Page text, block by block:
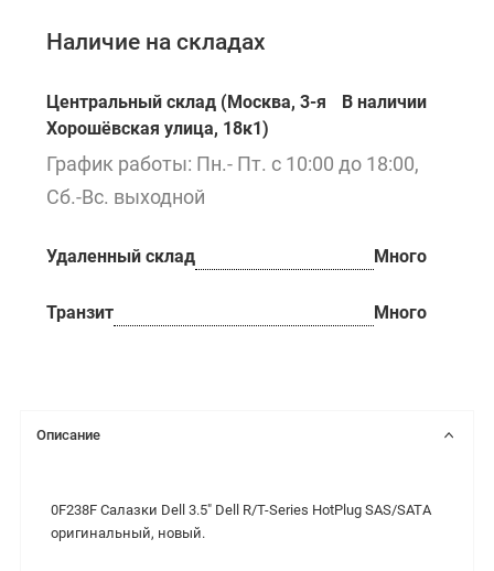
Наличие на складах
Центральный склад (Москва, 3-я
Хорошёвская улица, 18к1)
В наличии
График работы: Пн.- Пт. с 10:00 до 18:00,
Сб.-Вс. выходной
Удаленный склад Много
Транзит Много
Описание
0F238F Салазки Dell 3.5" Dell R/T-Series HotPlug SAS/SATA
оригинальный, новый.